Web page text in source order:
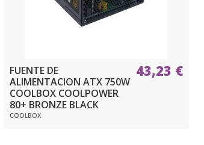
FUENTE DE
ALIMENTACION ATX 750W
COOLBOX COOLPOWER
80+ BRONZE BLACK
COOLBOX
43,23 €